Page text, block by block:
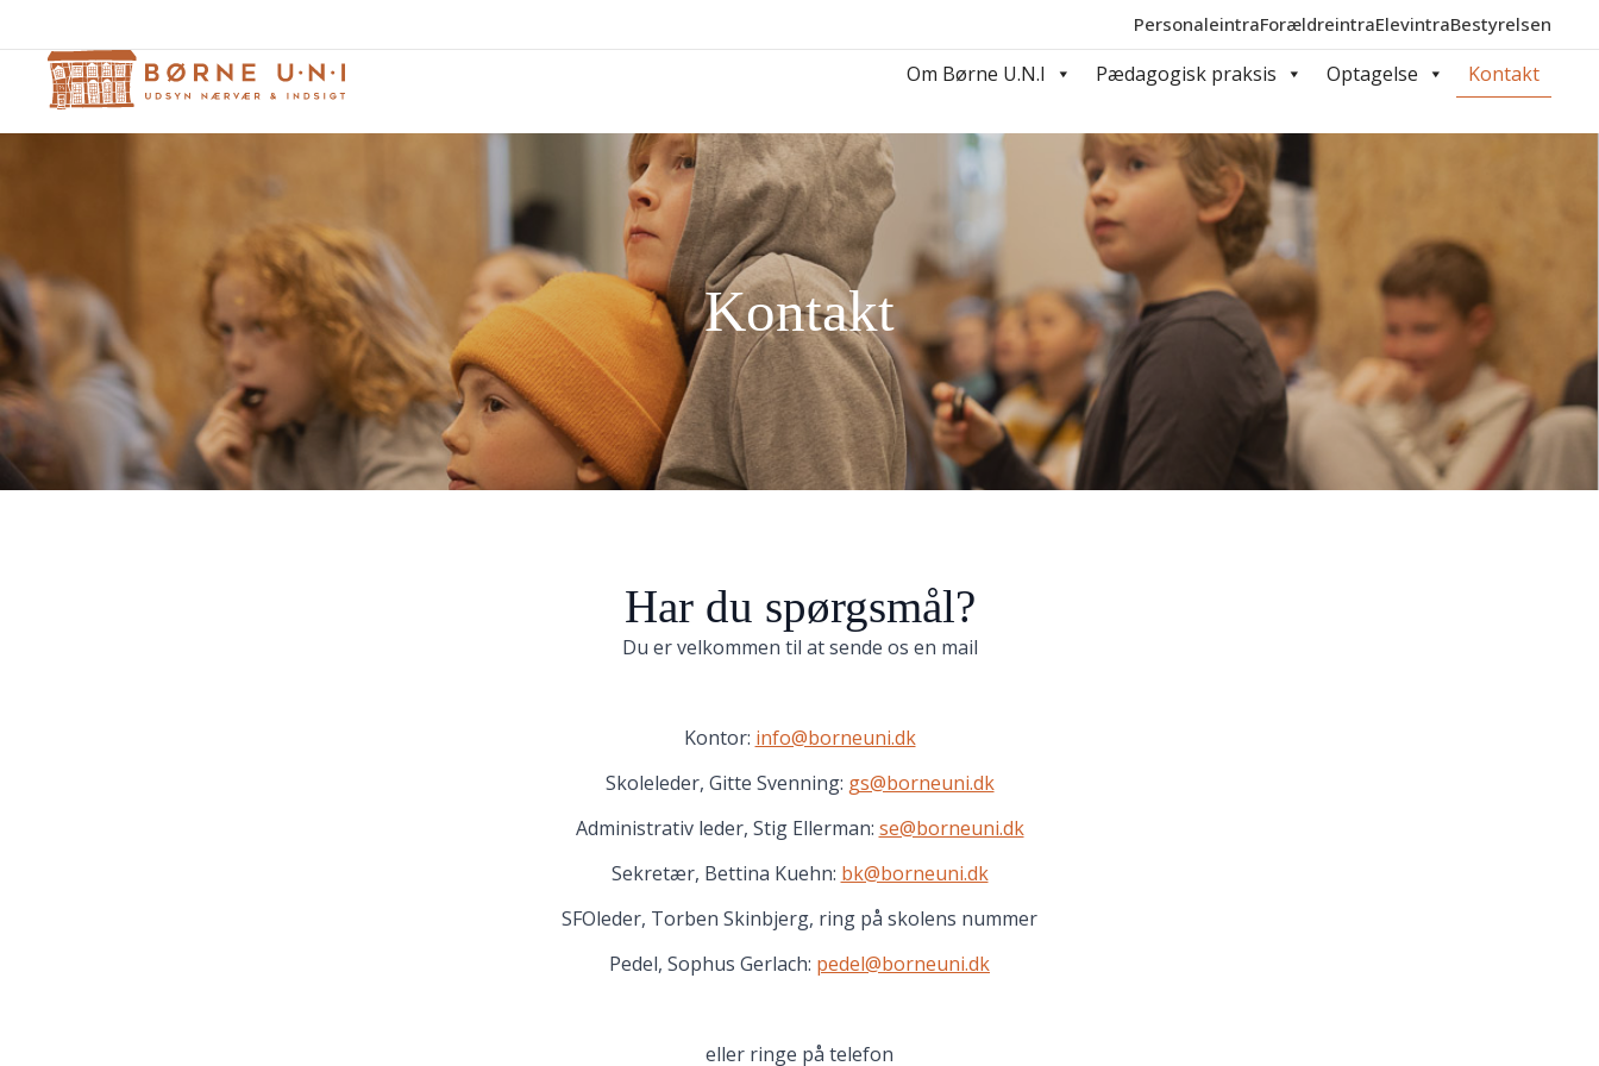
PersonaleintraForældreintraElevintraBestyrelsen
Om Børne U.N.I Pædagogisk praksis Optagelse Kontakt
Kontakt
Har du spørgsmål?
Du er velkommen til at sende os en mail
Kontor: info@borneuni.dk
Skoleleder, Gitte Svenning: gs@borneuni.dk
Administrativ leder, Stig Ellerman: se@borneuni.dk
Sekretær, Bettina Kuehn: bk@borneuni.dk
SFOleder, Torben Skinbjerg, ring på skolens nummer
Pedel, Sophus Gerlach: pedel@borneuni.dk
eller ringe på telefon